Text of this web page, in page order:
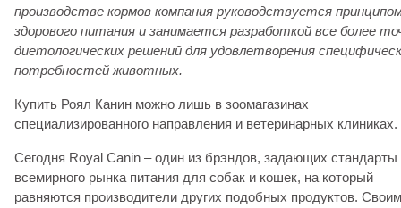
производстве кормов компания руководствуется
здорового питания и занимается разработкой все более
диетологических решений для удовлетворения
потребностей животных.
Купить Роял Канин можно лишь в зоомагазинах
специализированного направления и ветеринарных клиниках.
Сегодня Royal Canin – один из брэндов, задающих стандарты
всемирного рынка питания для собак и кошек, на который
равняются производители других подобных продуктов. Своим